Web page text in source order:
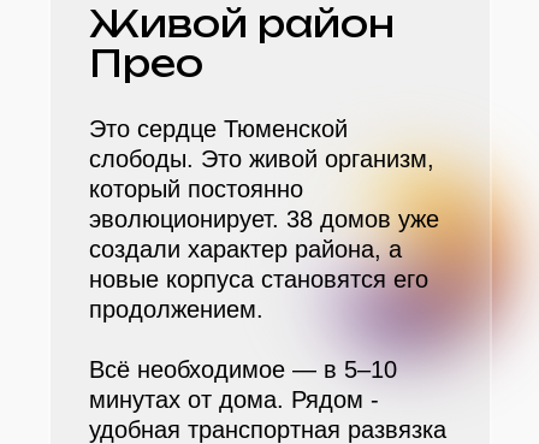
Живой район
Прео
Это сердце Тюменской
слободы. Это живой организм,
который постоянно
эволюционирует. 38 домов уже
создали характер района, а
новые корпуса становятся его
продолжением.
Всё необходимое — в 5–10
минутах от дома. Рядом -
удобная транспортная развязка